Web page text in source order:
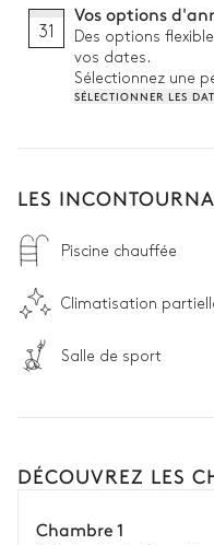
31
Vos options
Des options
vos dates.
Sélectionnez une
SÉLECTIONNER LES
LES
Piscine chauffée
Climatisation
Salle de sport
DÉCOUVREZ LES
Chambre 1